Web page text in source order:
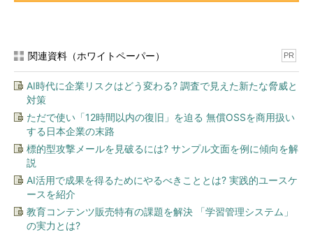
たら、他の送信先も調べてみると効率よく検証できるだろう。
■関連リンク
SPF レコードについて
DKIM について（Google G Suite管理者ヘルプ）
DMARC について
関連資料（ホワイトペーパー） PR
AI時代に企業リスクはどう変わる? 調査で見えた新たな脅威と
対策
ただで使い「12時間以内の復旧」を迫る 無償OSSを商用扱い
する日本企業の末路
標的型攻撃メールを見破るには? サンプル文面を例に傾向を解
説
AI活用で成果を得るためにやるべきこととは? 実践的ユースケ
ースを紹介
教育コンテンツ販売特有の課題を解決 「学習管理システム」
の実力とは?